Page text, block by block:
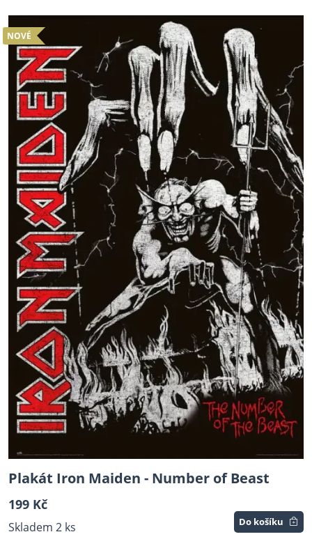
NOVÉ
Plakát Iron Maiden - Number of Beast
199 Kč
Skladem 2 ks Do košíku